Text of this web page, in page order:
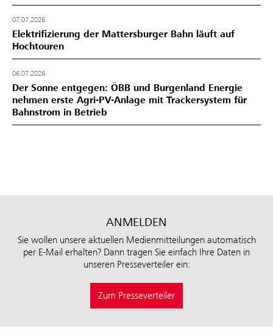
07.07.2026
Elektrifizierung der Mattersburger Bahn läuft auf
Hochtouren
06.07.2026
Der Sonne entgegen: ÖBB und Burgenland Energie
nehmen erste Agri-PV-Anlage mit Trackersystem für
Bahnstrom in Betrieb
ANMELDEN
Sie wollen unsere aktuellen Medienmitteilungen automatisch
per E-Mail erhalten? Dann tragen Sie einfach Ihre Daten in
unseren Presseverteiler ein:
Zum Presseverteiler